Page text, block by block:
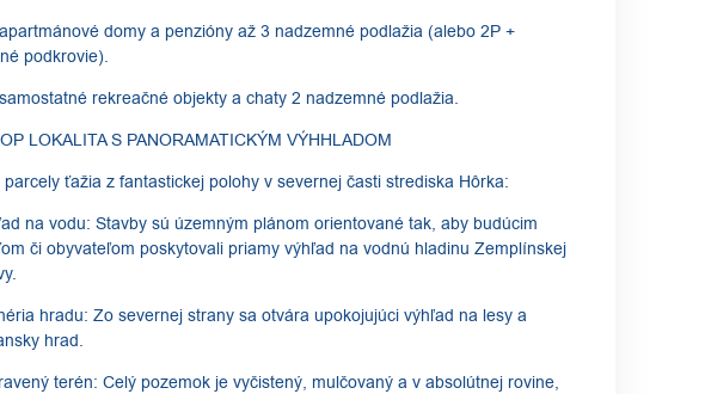
domy a penzióny až 3 nadzemné podlažia (alebo 2P +
podkrovie).
rekreačné objekty a chaty 2 nadzemné podlažia.
LOKALITA S PANORAMATICKÝM VÝHHLADOM
parcely ťažia z fantastickej polohy v severnej časti strediska Hôrka:
na vodu: Stavby sú územným plánom orientované tak, aby budúcim
či obyvateľom poskytovali priamy výhľad na vodnú hladinu Zemplínskej
hradu: Zo severnej strany sa otvára upokojujúci výhľad na lesy a
hrad.
terén: Celý pozemok je vyčistený, mulčovaný a v absolútnej rovine,